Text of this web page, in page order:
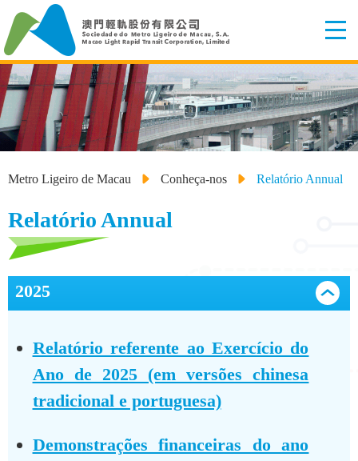
Metro Ligeiro de Macau Conheça-nos Relatório Annual
Relatório Annual
2025
Relatório referente ao Exercício do
Ano de 2025 (em versões chinesa
tradicional e portuguesa)
Demonstrações financeiras do ano